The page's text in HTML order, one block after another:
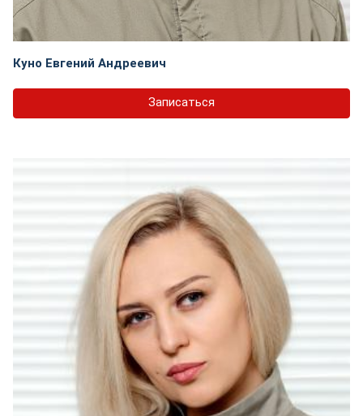
Куно Евгений Андреевич
Записаться